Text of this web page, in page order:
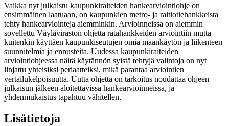
Vaikka nyt julkaistu kaupunkiraiteiden hankearviointiohje on
ensimmäinen laatuaan, on kaupunkien metro- ja raitiotiehankkeista
tehty hankearviointeja aiemminkin. Arvioinneissa on aiemmin
sovellettu Väyläviraston ohjetta ratahankkeiden arviointiin mutta
kuitenkin käyttäen kaupunkiseutujen omia maankäytön ja liikenteen
suunnitelmia ja ennusteita. Uudessa kaupunkiraiteiden
arviointiohjeessa näitä käytännön syistä tehtyjä valintoja on nyt
linjattu yhteisiksi periaatteiksi, mikä parantaa arviointien
vertailukelpoisuutta. Uutta ohjetta on tarkoitus noudattaa ohjeen
julkaisun jälkeen aloitettavissa hankearvioinneissa, ja
yhdenmukaistus tapahtuu vähitellen.
Lisätietoja